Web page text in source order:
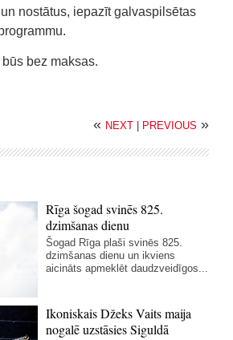
nostātus, iepazīt galvaspilsētas
bez maksas.
« NEXT PREVIOUS »
Rīga šogad svinēs 825.
dzimšanas dienu
Šogad Rīga plaši svinēs 825.
dzimšanas dienu un ikviens
aicināts apmeklēt daudzveidīgos...
Ikoniskais Džeks Vaits maija
nogalē uzstāsies Siguldā